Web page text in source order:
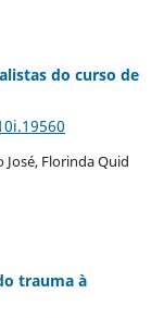
do curso de
Florinda Quid
trauma à